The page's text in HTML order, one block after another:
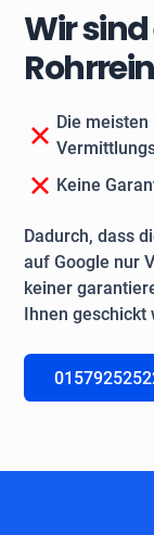
Wir
Die
Keine
Dadurch, dass
auf Google nur
keiner
Ihnen geschickt